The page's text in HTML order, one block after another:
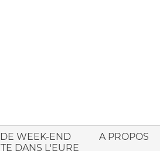
DE WEEK-END
DANS L'EURE
A PROPOS